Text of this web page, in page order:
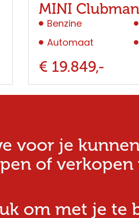
MINI Clubman
Benzine
Automaat
€ 19.849,-
voor je
of verkopen
om met je te